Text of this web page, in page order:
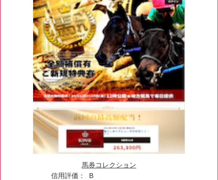
馬券コレクション
信用評価：
B